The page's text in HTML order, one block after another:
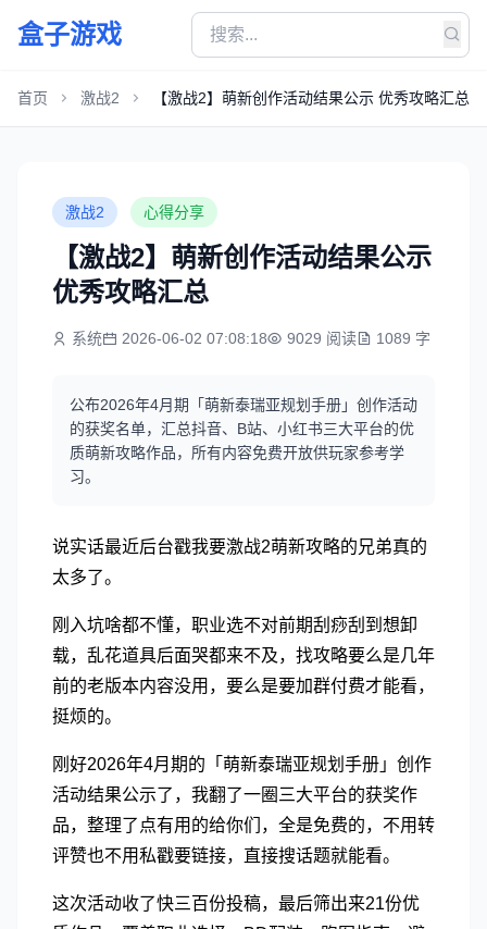
盒子游戏
首页 激战2 【激战2】萌新创作活动结果公示 优秀攻略汇总
激战2 心得分享
【激战2】萌新创作活动结果公示
优秀攻略汇总
系统 2026-06-02 07:08:18 9029 阅读 1089 字
公布2026年4月期「萌新泰瑞亚规划手册」创作活动
的获奖名单，汇总抖音、B站、小红书三大平台的优
质萌新攻略作品，所有内容免费开放供玩家参考学
习。
说实话最近后台戳我要激战2萌新攻略的兄弟真的
太多了。
刚入坑啥都不懂，职业选不对前期刮痧刮到想卸
载，乱花道具后面哭都来不及，找攻略要么是几年
前的老版本内容没用，要么是要加群付费才能看，
挺烦的。
刚好2026年4月期的「萌新泰瑞亚规划手册」创作
活动结果公示了，我翻了一圈三大平台的获奖作
品，整理了点有用的给你们，全是免费的，不用转
评赞也不用私戳要链接，直接搜话题就能看。
这次活动收了快三百份投稿，最后筛出来21份优